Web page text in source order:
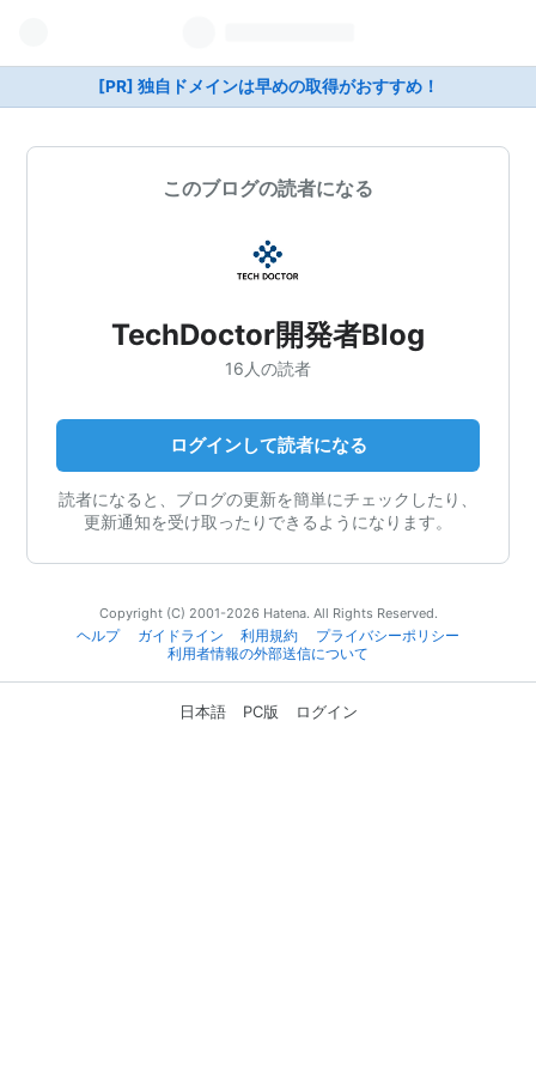
[PR] 独自ドメインは早めの取得がおすすめ！
このブログの読者になる
TechDoctor開発者Blog
16人の読者
ログインして読者になる
読者になると、ブログの更新を簡単にチェックしたり、
更新通知を受け取ったりできるようになります。
Copyright (C) 2001-2026 Hatena. All Rights Reserved.
ヘルプ
ガイドライン 利用規約
プライバシーポリシー
利用者情報の外部送信について
日本語 PC版 ログイン